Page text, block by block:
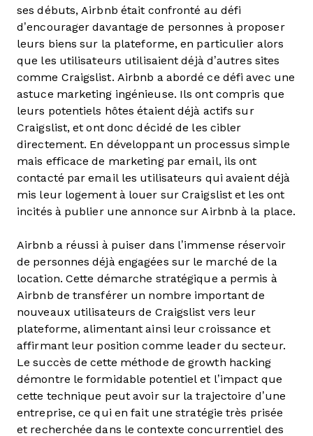
ses débuts, Airbnb était confronté au défi
d’encourager davantage de personnes à proposer
leurs biens sur la plateforme, en particulier alors
que les utilisateurs utilisaient déjà d’autres sites
comme Craigslist. Airbnb a abordé ce défi avec une
astuce marketing ingénieuse. Ils ont compris que
leurs potentiels hôtes étaient déjà actifs sur
Craigslist, et ont donc décidé de les cibler
directement. En développant un processus simple
mais efficace de marketing par email, ils ont
contacté par email les utilisateurs qui avaient déjà
mis leur logement à louer sur Craigslist et les ont
incités à publier une annonce sur Airbnb à la place.
Airbnb a réussi à puiser dans l’immense réservoir
de personnes déjà engagées sur le marché de la
location. Cette démarche stratégique a permis à
Airbnb de transférer un nombre important de
nouveaux utilisateurs de Craigslist vers leur
plateforme, alimentant ainsi leur croissance et
affirmant leur position comme leader du secteur.
Le succès de cette méthode de growth hacking
démontre le formidable potentiel et l’impact que
cette technique peut avoir sur la trajectoire d’une
entreprise, ce qui en fait une stratégie très prisée
et recherchée dans le contexte concurrentiel des